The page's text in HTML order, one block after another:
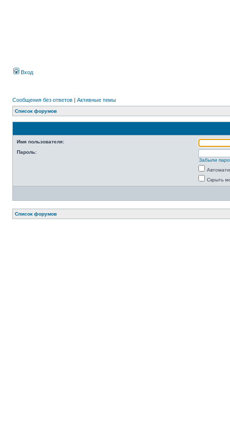
Вход
Сообщения без ответов | Активные темы
Список форумов
Имя пользователя:
Пароль:
Забыли
Скрыть
Список форумов